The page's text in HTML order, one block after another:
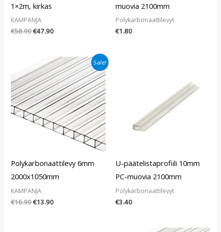
1×2m, kirkas
KAMPANJA
€58.90€47.90
muovia 2100mm
Polykarbonaattilevyt
€1.80
Sale!
Polykarbonaattilevy 6mm
2000x1050mm
KAMPANJA
€16.90
Alkuperäinen
hinta
oli:
€16.90.
€13.90
Nykyinen
hinta
on:
€13.90.
U-päätelistaprofiili 10mm
PC-muovia 2100mm
Polykarbonaattilevyt
€3.40